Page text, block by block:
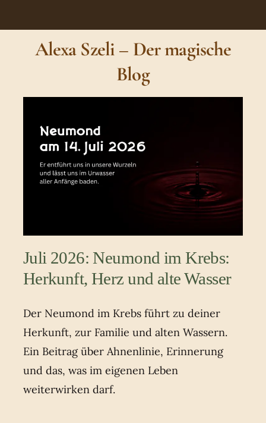
Alexa Szeli – Der magische
Blog
Juli 2026: Neumond im Krebs:
Herkunft, Herz und alte Wasser
Der Neumond im Krebs führt zu deiner
Herkunft, zur Familie und alten Wassern.
Ein Beitrag über Ahnenlinie, Erinnerung
und das, was im eigenen Leben
weiterwirken darf.